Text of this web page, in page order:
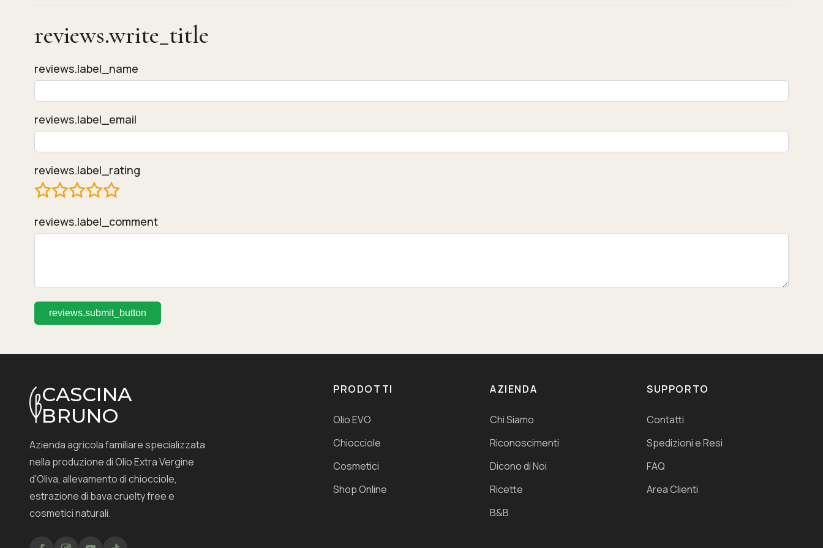
reviews.write_title
reviews.label_name
reviews.label_email
reviews.label_rating
reviews.label_comment
reviews.submit_button
CASCINA
BRUNO
Azienda agricola familiare specializzata
nella produzione di Olio Extra Vergine
d'Oliva, allevamento di chiocciole,
estrazione di bava cruelty free e
cosmetici naturali.
PRODOTTI
Olio EVO
Chiocciole
Cosmetici
Shop Online
AZIENDA
Chi Siamo
Riconoscimenti
Dicono di Noi
Ricette
B&B
SUPPORTO
Contatti
Spedizioni e Resi
FAQ
Area Clienti
Cascina Bruno
🇮🇹
Italiano